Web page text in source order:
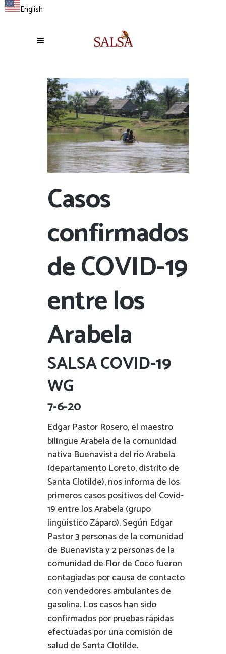
English
Casos
confirmados
de COVID-19
entre los
Arabela
SALSA COVID-19
WG
7-6-20
Edgar Pastor Rosero, el maestro
bilingue Arabela de la comunidad
nativa Buenavista del río Arabela
(departamento Loreto, distrito de
Santa Clotilde), nos informa de los
primeros casos positivos del Covid-
19 entre los Arabela (grupo
lingüístico Záparo). Según Edgar
Pastor 3 personas de la comunidad
de Buenavista y 2 personas de la
comunidad de Flor de Coco fueron
contagiadas por causa de contacto
con vendedores ambulantes de
gasolina. Los casos han sido
confirmados por pruebas rápidas
efectuadas por una comisión de
salud de Santa Clotilde.